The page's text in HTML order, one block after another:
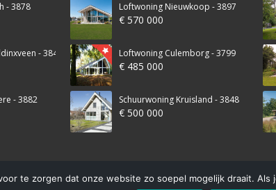
- 3878
- 3845
- 3882
Loftwoning Nieuwkoop - 3897
€ 570 000
Loftwoning Culemborg - 3799
€ 485 000
Schuurwoning Kruisland - 3848
€ 500 000
© 2016 – Schuurwoning-bouwen.nl
te zorgen dat onze website zo soepel mogelijk draait.